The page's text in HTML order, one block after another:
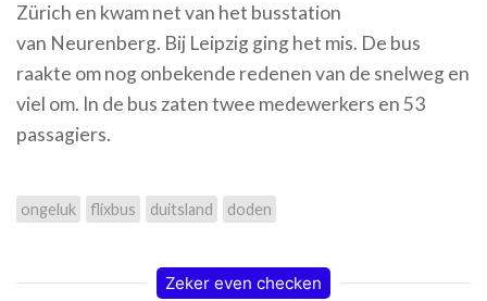
Zürich en kwam net van het busstation
van Neurenberg. Bij Leipzig ging het mis. De bus
raakte om nog onbekende redenen van de snelweg en
viel om. In de bus zaten twee medewerkers en 53
passagiers.
ongeluk flixbus duitsland doden
Zeker even checken